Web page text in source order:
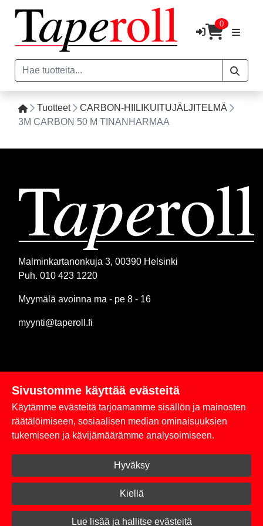
0
Tuotteet
CARBON-HIILIKUITUJÄLJITELMÄ
3M CARBON 50 M TINANHARMAA
Malminkartanonkuja 3, 00390 Helsinki
Puh. 010 423 1220
Myymälä avoinna ma - pe 8 - 16
myynti@taperoll.fi
Linkit
Rekisteriseloste
Toimitus- ja maksuehdot
Kirjaudu sisään
© 2026 Taperoll
Sivustomme käyttää evästeitä
Käytämme evästeitä tarjoamamme sisällön ja mainosten
räätälöimiseen, sosiaalisen median ominaisuuksien
tukemiseen ja kävijämäärämme analysoimiseen.
Hyväksy
Kiellä
Lue lisää ja hallitse evästeitä